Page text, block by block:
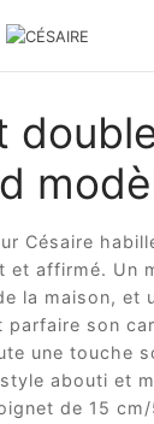
Césaire
et affirmé. Un
la maison, et
parfaire son
une touche
abouti et
de 15